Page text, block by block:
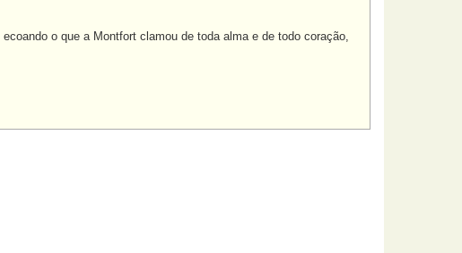
ecoando o que a Montfort clamou de toda alma e de todo coração,